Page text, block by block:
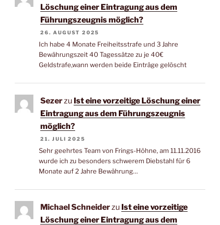
Löschung einer Eintragung aus dem
Führungszeugnis möglich?
26. AUGUST 2025
Ich habe 4 Monate Freiheitsstrafe und 3 Jahre
Bewährungszeit 40 Tagessätze zu je 40€
Geldstrafe,wann werden beide Einträge gelöscht
Sezerzu Ist eine vorzeitige Löschung einer
Eintragung aus dem Führungszeugnis
möglich?
21. JULI 2025
Sehr geehrtes Team von Frings-Höhne, am 11.11.2016
wurde ich zu besonders schwerem Diebstahl für 6
Monate auf 2 Jahre Bewährung…
Michael Schneiderzu Ist eine vorzeitige
Löschung einer Eintragung aus dem